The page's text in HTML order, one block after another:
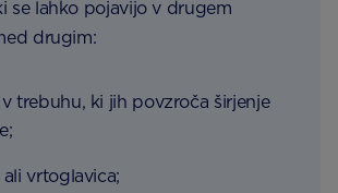
se lahko pojavijo v drugem
drugim:
trebuhu, ki jih povzroča širjenje
vrtoglavica;